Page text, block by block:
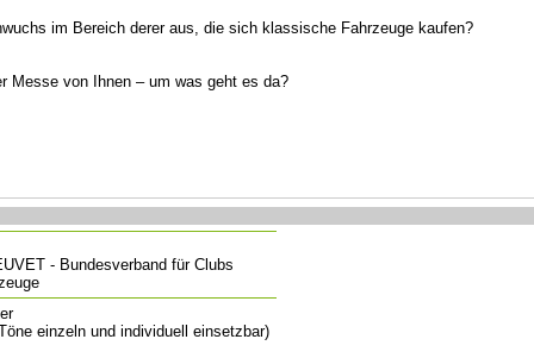
im Bereich derer aus, die sich klassische Fahrzeuge kaufen?
Messe von Ihnen – um was geht es da?
- Bundesverband für Clubs
einzeln und individuell einsetzbar)